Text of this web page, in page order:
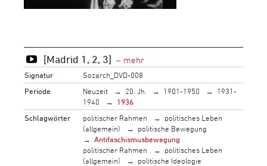
[Madrid 1, 2, 3]
Signatur
Sozarch_DVD-008
Periode
Neuzeit 20. Jh. 1901-1950
1931-
1940
1936
Schlagwörter
politischer Rahmen
politisches Leben
(allgemein)
politische Bewegung
Antifaschismusbewegung
politischer Rahmen
politisches Leben
(allgemein)
politische Ideologie